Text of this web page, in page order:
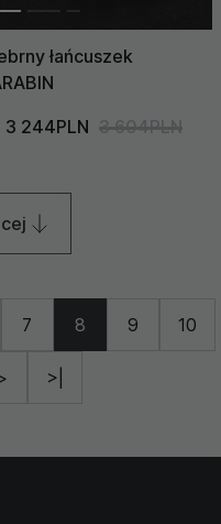
łańcuszek
3 244PLN 3 604PLN
7 8 9 10
>|